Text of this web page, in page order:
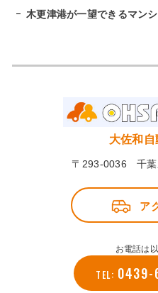
木更津港が一望できるマン
大佐和
〒293-0036 千葉
ア
お電話は
TEL: 0439-